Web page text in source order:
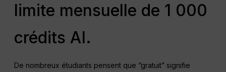
limite mensuelle de 1 000
crédits AI.
De nombreux étudiants pensent que “gratuit” signifie